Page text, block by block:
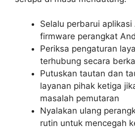
Selalu perbarui aplikasi
firmware perangkat
Periksa pengaturan
terhubung secara
Putuskan tautan dan
layanan pihak ketiga
masalah pemutaran
Nyalakan ulang
rutin untuk mencegah